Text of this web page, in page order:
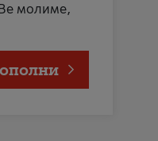
Ве молиме,